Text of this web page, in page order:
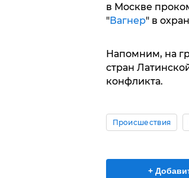
в Москве
"Вагнер" в
Напомним, на
стран
конфликта.
Происшествия
+